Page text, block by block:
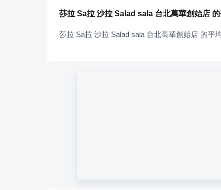
莎拉 Sa拉 沙拉 Salad sala 台北萬華創始店
莎拉 Sa拉 沙拉 Salad sala 台北萬華創始店 的平